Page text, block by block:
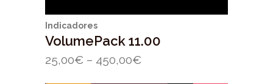
Indicadores
VolumePack 11.00
25,00€ – 450,00€